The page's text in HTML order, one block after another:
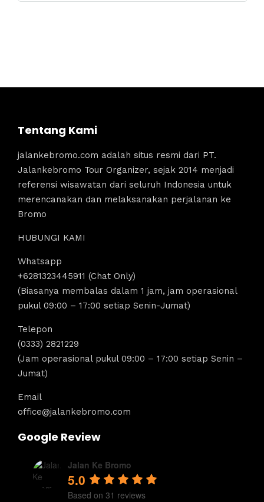
Tentang Kami
jalankebromo.com adalah situs resmi dari PT.
Jalankebromo Tour Organizer, sejak 2014 menjadi
referensi wisawatan dari seluruh Indonesia untuk
merencanakan dan melaksanakan perjalanan ke
Bromo
HUBUNGI KAMI
Whatsapp
+6281323445911 (Chat Only)
(Biasanya membalas dalam 1 jam, jam operasional
pukul 09:00 – 17:00 setiap Senin-Jumat)
Telepon
(0333) 2821229
(Jam operasional pukul 09:00 – 17:00 setiap Senin –
Jumat)
Email
office@jalankebromo.com
Google Review
Jalan Ke Bromo
5.0
Based on 31 reviews